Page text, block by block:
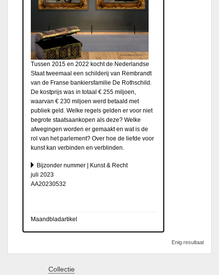
Tussen 2015 en 2022 kocht de Nederlandse
Staat tweemaal een schilderij van Rembrandt
van de Franse bankiersfamilie De Rothschild.
De kostprijs was in totaal € 255 miljoen,
waarvan € 230 miljoen werd betaald met
publiek geld. Welke regels gelden er voor niet
begrote staatsaankopen als deze? Welke
afwegingen worden er gemaakt en wat is de
rol van het parlement? Over hoe de liefde voor
kunst kan verbinden en verblinden.
Bijzonder nummer | Kunst & Recht
juli 2023
AA20230532
Maandbladartikel
Enig resultaat
Collectie